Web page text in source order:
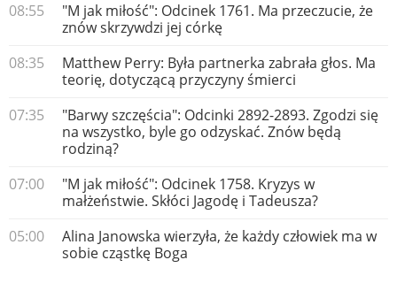
08:55
"M jak miłość": Odcinek 1761. Ma przeczucie, że
znów skrzywdzi jej córkę
08:35
Matthew Perry: Była partnerka zabrała głos. Ma
teorię, dotyczącą przyczyny śmierci
07:35
"Barwy szczęścia": Odcinki 2892-2893. Zgodzi się
na wszystko, byle go odzyskać. Znów będą
rodziną?
07:00
"M jak miłość": Odcinek 1758. Kryzys w
małżeństwie. Skłóci Jagodę i Tadeusza?
05:00
Alina Janowska wierzyła, że każdy człowiek ma w
sobie cząstkę Boga